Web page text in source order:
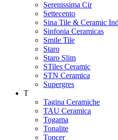
Serenissima Cir
Settecento
Sina Tile & Ceramic
Sinfonia Ceramicas
Smile Tile
Staro
Staro Slim
STiles Ceramic
STN Ceramica
Supergres
T
Tagina Ceramiche
TAU Ceramica
Togama
Tonalite
Topcer